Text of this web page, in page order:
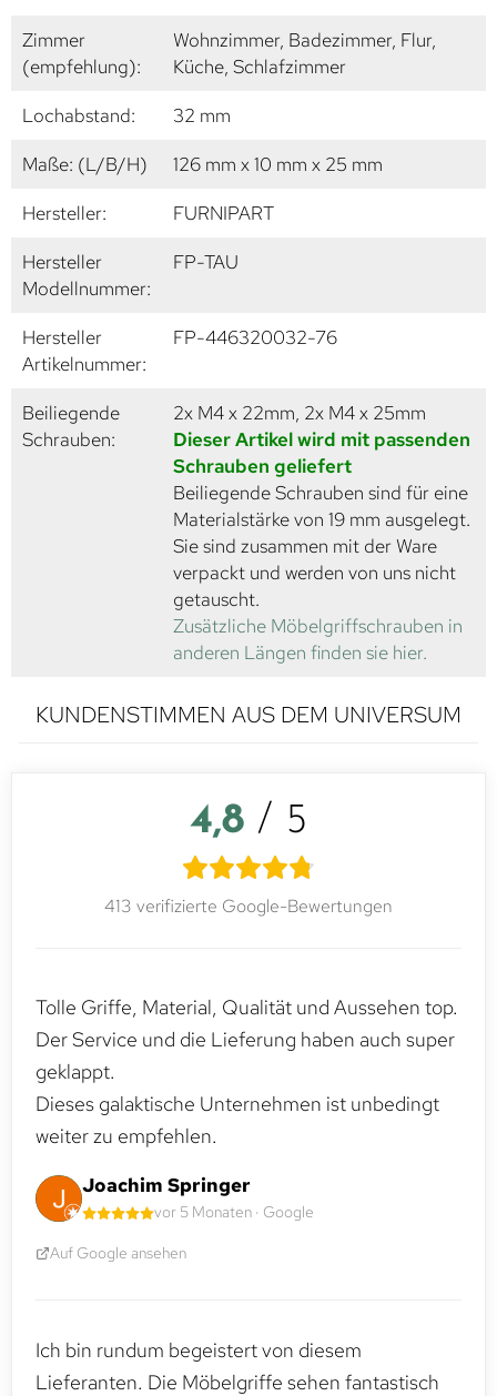
Zimmer
(empfehlung):
Wohnzimmer, Badezimmer, Flur,
Küche, Schlafzimmer
Lochabstand:
32 mm
Maße: (L/B/H)
126 mm x 10 mm x 25 mm
Hersteller:
FURNIPART
Hersteller
Modellnummer:
FP-TAU
Hersteller
Artikelnummer:
FP-446320032-76
Beiliegende
Schrauben:
2x M4 x 22mm, 2x M4 x 25mm
Dieser Artikel wird mit passenden
Schrauben geliefert
Beiliegende Schrauben sind für eine
Materialstärke von 19 mm ausgelegt.
Sie sind zusammen mit der Ware
verpackt und werden von uns nicht
getauscht.
Zusätzliche Möbelgriffschrauben in
anderen Längen finden sie hier.
KUNDENSTIMMEN AUS DEM UNIVERSUM
4,8 / 5
413 verifizierte Google-Bewertungen
Tolle Griffe, Material, Qualität und Aussehen top.
Der Service und die Lieferung haben auch super
geklappt.
Dieses galaktische Unternehmen ist unbedingt
weiter zu empfehlen.
Joachim Springer
vor 5 Monaten · Google
Auf Google ansehen
Ich bin rundum begeistert von diesem
Lieferanten. Die Möbelgriffe sehen fantastisch